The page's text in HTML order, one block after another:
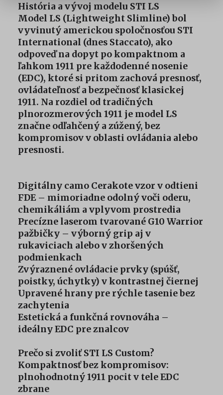
História a vývoj modelu STI LS
Model LS (Lightweight Slimline) bol
vyvinutý americkou spoločnosťou STI
International (dnes Staccato), ako
odpoveď na dopyt po kompaktnom a
ľahkom 1911 pre každodenné nosenie
(EDC), ktoré si pritom zachová presnosť,
ovládateľnosť a bezpečnosť klasickej
1911. Na rozdiel od tradičných
plnorozmerových 1911 je model LS
značne odľahčený a zúžený, bez
kompromisov v oblasti ovládania alebo
presnosti.
Digitálny camo Cerakote vzor v odtieni
FDE – mimoriadne odolný voči oderu,
chemikáliám a vplyvom prostredia
Precízne laserom tvarované G10 Warrior
pažbičky – výborný grip aj v
rukaviciach alebo v zhoršených
podmienkach
Zvýraznené ovládacie prvky (spúšť,
poistky, úchytky) v kontrastnej čiernej
Upravené hrany pre rýchle tasenie bez
zachytenia
Estetická a funkčná rovnováha –
ideálny EDC pre znalcov
Prečo si zvoliť STI LS Custom?
Kompaktnosť bez kompromisov:
plnohodnotný 1911 pocit v tele EDC
zbrane